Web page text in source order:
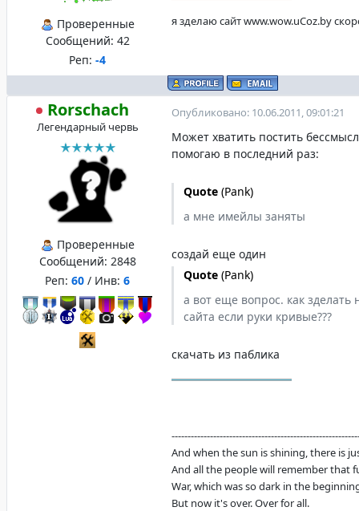
Проверенные
Сообщений: 42
Реп: -4
я зделаю сайт www.wow.uCoz.by
Rorschach
Легендарный червь
Проверенные
Сообщений: 2848
Реп: 60 / Инв: 6
Опубликовано: 10.06.2011, 09:01:21
Может хватить постить
помогаю в последний раз:
Quote (Pank)
а мне имейлы заняты
создай еще один
Quote (Pank)
а вот еще вопрос. как
сайта если руки кривые???
скачать из паблика
And when the sun is shining, there is
And all the people will remember that
War, which was so dark in the
But now it's over. Over for all.